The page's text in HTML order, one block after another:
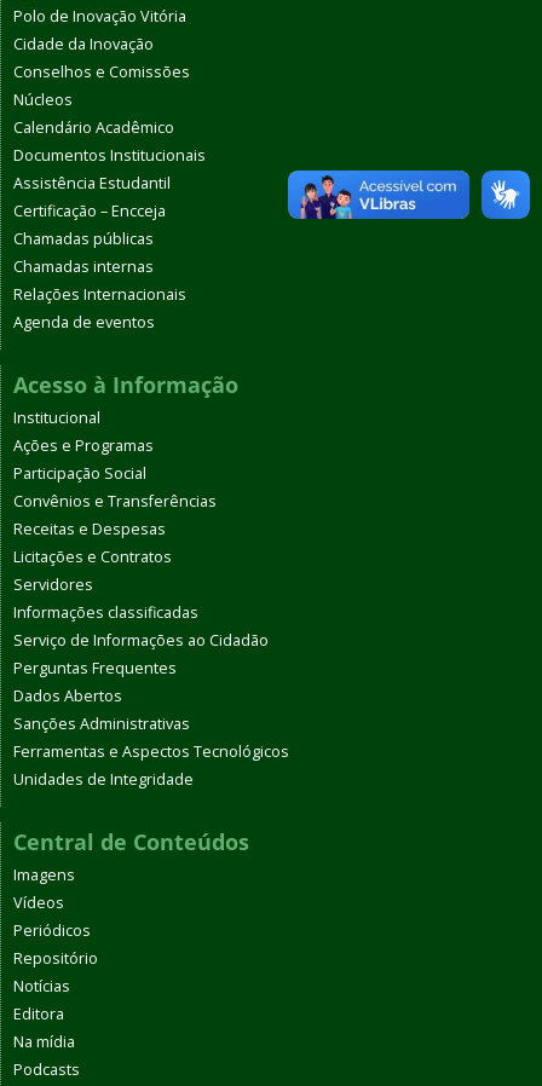
Polo de Inovação Vitória
Cidade da Inovação
Conselhos e Comissões
Núcleos
Calendário Acadêmico
Documentos Institucionais
Assistência Estudantil
Certificação – Encceja
Chamadas públicas
Chamadas internas
Relações Internacionais
Agenda de eventos
Acesso à Informação
Institucional
Ações e Programas
Participação Social
Convênios e Transferências
Receitas e Despesas
Licitações e Contratos
Servidores
Informações classificadas
Serviço de Informações ao Cidadão
Perguntas Frequentes
Dados Abertos
Sanções Administrativas
Ferramentas e Aspectos Tecnológicos
Unidades de Integridade
Central de Conteúdos
Imagens
Vídeos
Periódicos
Repositório
Notícias
Editora
Na mídia
Podcasts